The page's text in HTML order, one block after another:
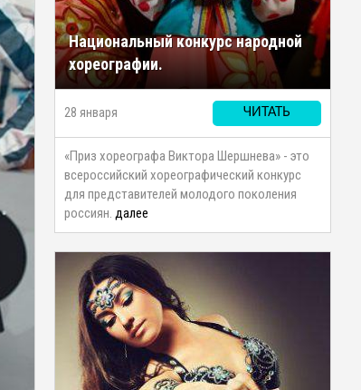
Национальный конкурс народной
хореографии.
ЧИТАТЬ
28 января
«Приз хореографа Виктора Шершнева» - это
всероссийский хореографический конкурс
для представителей молодого поколения
россиян. далее